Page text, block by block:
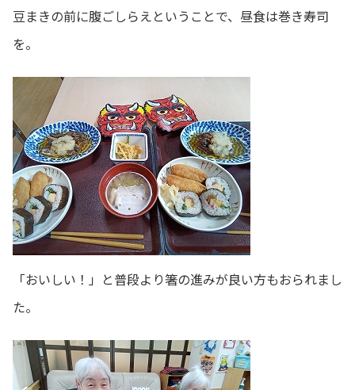
豆まきの前に腹ごしらえということで、昼食は巻き寿司
を。
「おいしい！」と普段より箸の進みが良い方もおられまし
た。